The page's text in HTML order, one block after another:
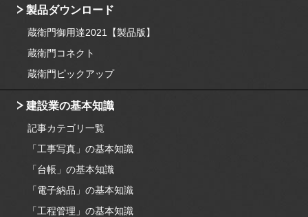
製品ダウンロード
蔵衛門御用達2021【製品版】
蔵衛門コネクト
蔵衛門ピックアップ
建設業の基本知識
記事カテゴリ一覧
「工事写真」の基本知識
「台帳」の基本知識
「電子納品」の基本知識
「工程管理」の基本知識